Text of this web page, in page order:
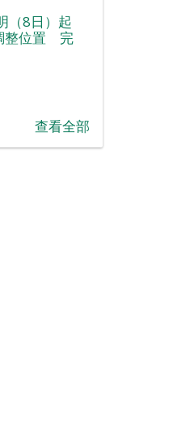
（8日）起
整位置 完
查看全部